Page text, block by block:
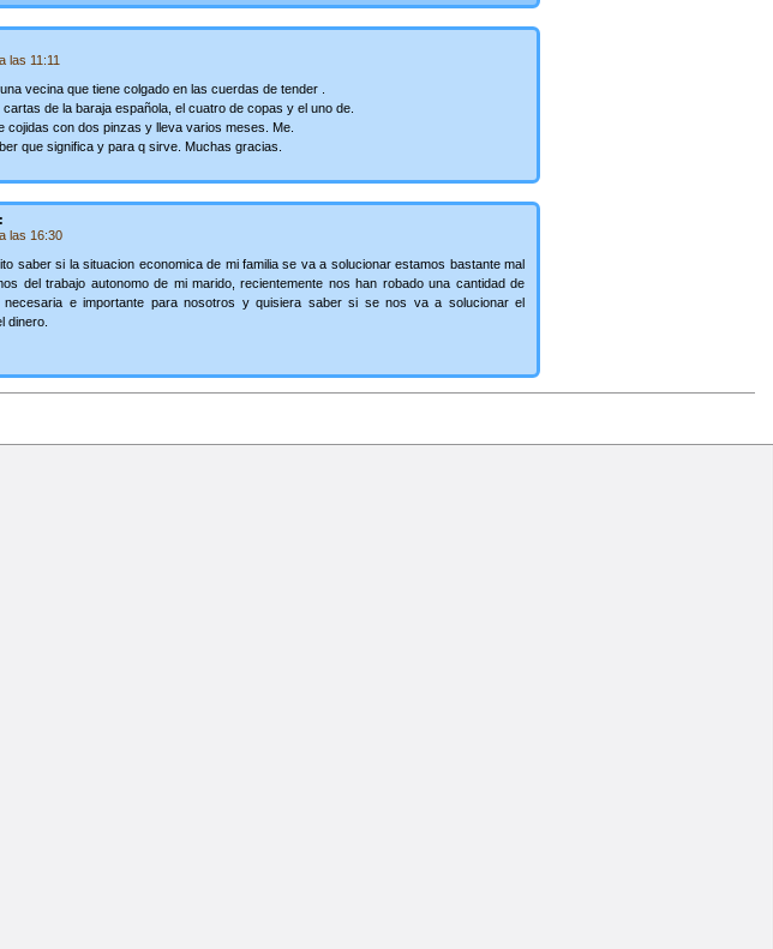
las 11:11
vecina que tiene colgado en las cuerdas de tender .
de la baraja española, el cuatro de copas y el uno de.
cojidas con dos pinzas y lleva varios meses. Me.
que significa y para q sirve. Muchas gracias.
las 16:30
saber si la situacion economica de mi familia se va a solucionar estamos bastante mal
del trabajo autonomo de mi marido, recientemente nos han robado una cantidad de
necesaria e importante para nosotros y quisiera saber si se nos va a solucionar el
dinero.